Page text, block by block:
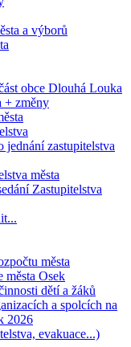
a výborů
obce Dlouhá Louka
+ změny
jednání zastupitelstva
města
Zastupitelstva
města
města Osek
dětí a žáků
a spolcích na
2026
evakuace...)